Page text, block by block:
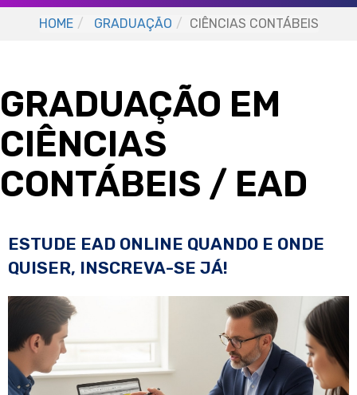
HOME GRADUAÇÃO CIÊNCIAS CONTÁBEIS
GRADUAÇÃO EM
CIÊNCIAS
CONTÁBEIS / EAD
ESTUDE EAD ONLINE QUANDO E ONDE
QUISER, INSCREVA-SE JÁ!